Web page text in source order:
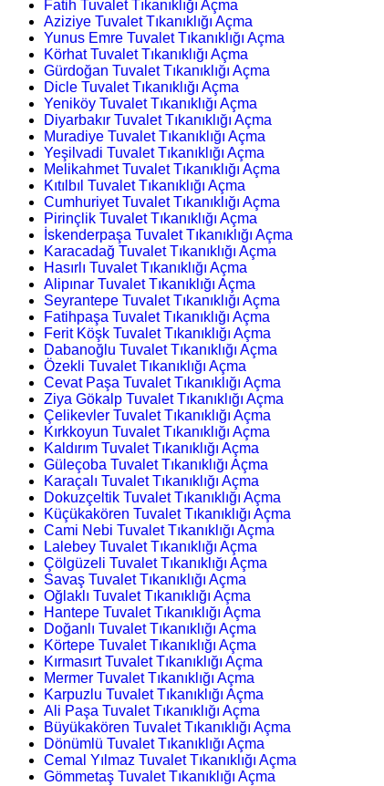
Fatih Tuvalet Tıkanıklığı Açma
Aziziye Tuvalet Tıkanıklığı Açma
Yunus Emre Tuvalet Tıkanıklığı Açma
Körhat Tuvalet Tıkanıklığı Açma
Gürdoğan Tuvalet Tıkanıklığı Açma
Dicle Tuvalet Tıkanıklığı Açma
Yeniköy Tuvalet Tıkanıklığı Açma
Diyarbakır Tuvalet Tıkanıklığı Açma
Muradiye Tuvalet Tıkanıklığı Açma
Yeşilvadi Tuvalet Tıkanıklığı Açma
Melikahmet Tuvalet Tıkanıklığı Açma
Kıtılbıl Tuvalet Tıkanıklığı Açma
Cumhuriyet Tuvalet Tıkanıklığı Açma
Pirinçlik Tuvalet Tıkanıklığı Açma
İskenderpaşa Tuvalet Tıkanıklığı Açma
Karacadağ Tuvalet Tıkanıklığı Açma
Hasırlı Tuvalet Tıkanıklığı Açma
Alipınar Tuvalet Tıkanıklığı Açma
Seyrantepe Tuvalet Tıkanıklığı Açma
Fatihpaşa Tuvalet Tıkanıklığı Açma
Ferit Köşk Tuvalet Tıkanıklığı Açma
Dabanoğlu Tuvalet Tıkanıklığı Açma
Özekli Tuvalet Tıkanıklığı Açma
Cevat Paşa Tuvalet Tıkanıklığı Açma
Ziya Gökalp Tuvalet Tıkanıklığı Açma
Çelikevler Tuvalet Tıkanıklığı Açma
Kırkkoyun Tuvalet Tıkanıklığı Açma
Kaldırım Tuvalet Tıkanıklığı Açma
Güleçoba Tuvalet Tıkanıklığı Açma
Karaçalı Tuvalet Tıkanıklığı Açma
Dokuzçeltik Tuvalet Tıkanıklığı Açma
Küçükakören Tuvalet Tıkanıklığı Açma
Cami Nebi Tuvalet Tıkanıklığı Açma
Lalebey Tuvalet Tıkanıklığı Açma
Çölgüzeli Tuvalet Tıkanıklığı Açma
Savaş Tuvalet Tıkanıklığı Açma
Oğlaklı Tuvalet Tıkanıklığı Açma
Hantepe Tuvalet Tıkanıklığı Açma
Doğanlı Tuvalet Tıkanıklığı Açma
Körtepe Tuvalet Tıkanıklığı Açma
Kırmasırt Tuvalet Tıkanıklığı Açma
Mermer Tuvalet Tıkanıklığı Açma
Karpuzlu Tuvalet Tıkanıklığı Açma
Ali Paşa Tuvalet Tıkanıklığı Açma
Büyükakören Tuvalet Tıkanıklığı Açma
Dönümlü Tuvalet Tıkanıklığı Açma
Cemal Yılmaz Tuvalet Tıkanıklığı Açma
Gömmetaş Tuvalet Tıkanıklığı Açma